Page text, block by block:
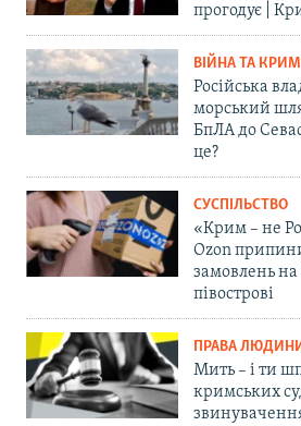
прогодує |
ВІЙНА ТА КРИМ
Російська
морський
БпЛА до
це?
СУСПІЛЬСТВО
«Крим – не
Ozon
замовлень
півострові
ПРАВА
Мить – і ти
кримських